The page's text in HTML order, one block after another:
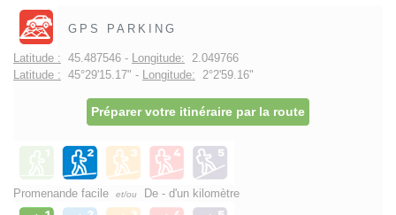
GPS PARKING
Latitude : 45.487546 - Longitude: 2.049766
Latitude : 45°29'15.17" - Longitude: 2°2'59.16"
Préparer votre itinéraire par la route
Promenande facile et/ou De - d'un kilomètre